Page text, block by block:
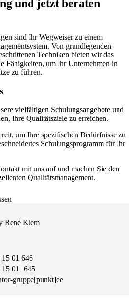
und jetzt beraten
sind Ihr Wegweiser zu einem
Von grundlegenden
Techniken bieten wir das
Fähigkeiten, um Ihr Unternehmen in
zu führen.
vielfältigen Schulungsangebote und
Ihre Qualitätsziele zu erreichen.
um Ihre spezifischen Bedürfnisse zu
Schulungsprogramm für Ihr
mit uns auf und machen Sie den
Qualitätsmanagement.
René Kiem
01 646
01 -645
gruppe[punkt]de